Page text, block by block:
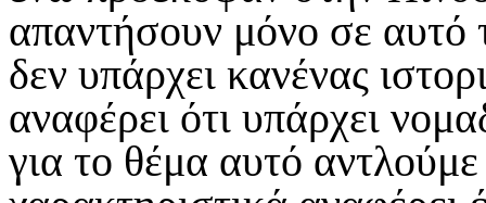
απαντήσουν μόνο σε
δεν υπάρχει κανένας
αναφέρει ότι υπάρχει
για το θέμα αυτό